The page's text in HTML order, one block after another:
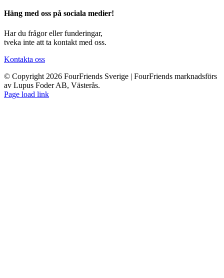
Häng med oss på sociala medier!
Har du frågor eller funderingar,
tveka inte att ta kontakt med oss.
Kontakta oss
© Copyright 2026 FourFriends Sverige | FourFriends marknadsförs
av Lupus Foder AB, Västerås.
Page load link